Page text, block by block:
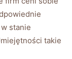
stanie
takie